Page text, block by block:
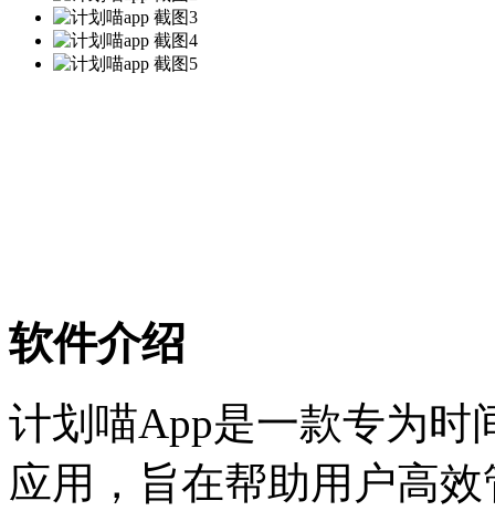
软件介绍
计划喵App是一款专为时
应用，旨在帮助用户高